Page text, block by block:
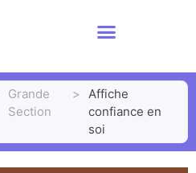
Grande
Section
>
Affiche
confiance en
soi